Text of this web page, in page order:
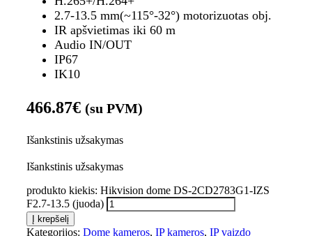
2.7-13.5 mm(~115°-32°) motorizuotas obj.
IR apšvietimas iki 60 m
Audio IN/OUT
IP67
IK10
466.87€ (su PVM)
Išankstinis užsakymas
Išankstinis užsakymas
produkto kiekis: Hikvision dome DS-2CD2783G1-IZS
F2.7-13.5 (juoda)
Į krepšelį
Kategorijos: Dome kameros, IP kameros, IP vaizdo